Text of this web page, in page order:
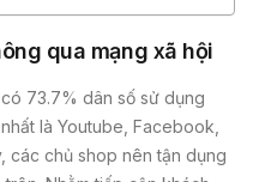
qua mạng xã hội
73.7% dân số sử dụng
là Youtube, Facebook,
các chủ shop nên tận dụng